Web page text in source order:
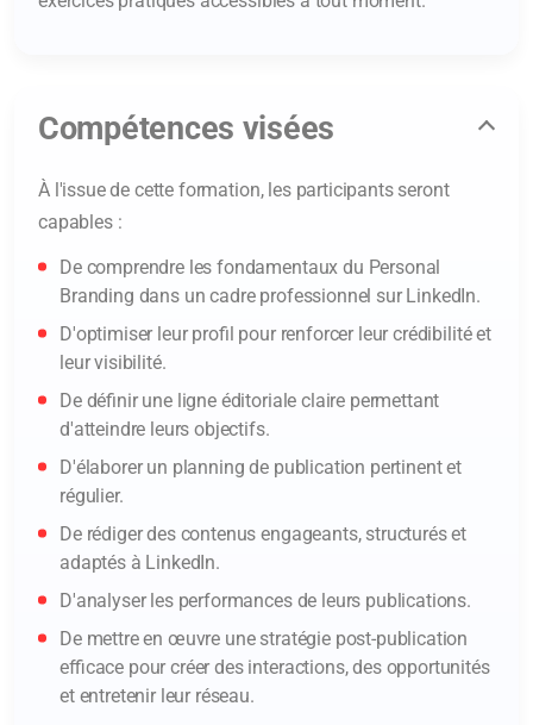
Compétences visées
À l'issue de cette formation, les participants seront
capables :
De comprendre les fondamentaux du Personal
Branding dans un cadre professionnel sur LinkedIn.
D'optimiser leur profil pour renforcer leur crédibilité et
leur visibilité.
De définir une ligne éditoriale claire permettant
d'atteindre leurs objectifs.
D'élaborer un planning de publication pertinent et
régulier.
De rédiger des contenus engageants, structurés et
adaptés à LinkedIn.
D'analyser les performances de leurs publications.
De mettre en œuvre une stratégie post-publication
efficace pour créer des interactions, des opportunités
et entretenir leur réseau.